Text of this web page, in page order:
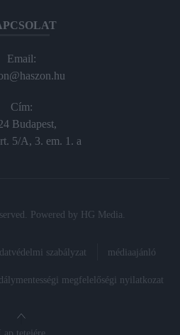
Email:
Cím:
Budapest,
5/A, 3. em. 1. a
Powered by HG Media
szabályzat médiaajánló
megfelelőségi nyilatkozat